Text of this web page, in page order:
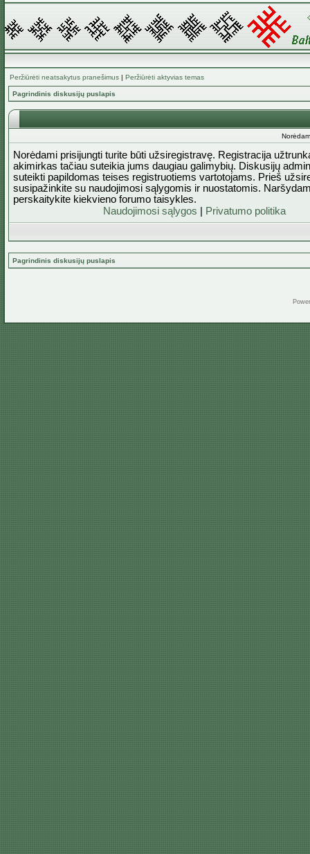
Peržiūrėti neatsakytus pranešimus | Peržiūrėti aktyvias temas
Pagrindinis diskusijų puslapis
Norėdami prisijungti turite būti užsiregistravę. Registracija
akimirkas tačiau suteikia jums daugiau galimybių. Diskusijų
suteikti papildomas teises registruotiems vartotojams. Prieš
susipažinkite su naudojimosi sąlygomis ir nuostatomis.
perskaitykite kiekvieno forumo taisykles.
Naudojimosi sąlygos
Privatumo politika
Pagrindinis diskusijų puslapis